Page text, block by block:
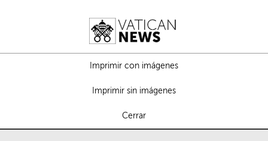
Imprimir con imágenes
Imprimir sin imágenes
Cerrar